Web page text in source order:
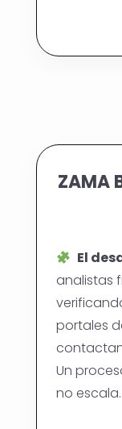
ZAMA
El
analistas
portales
Un
no escala.